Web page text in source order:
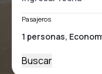
Pasajeros
Buscar